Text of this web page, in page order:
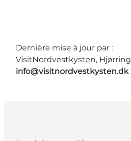
Dernière mise à jour par :
VisitNordvestkysten, Hjørring
info@visitnordvestkysten.dk